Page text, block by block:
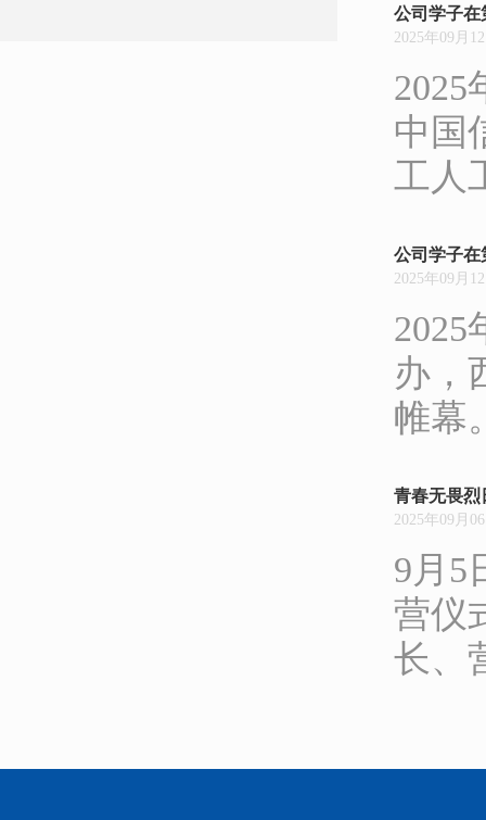
公司学子在
2025年09月
2025
中国
工人
公司学子在
2025年09月
2025
办，
帷幕
青春无畏
2025年09月
9月5
营仪
长、